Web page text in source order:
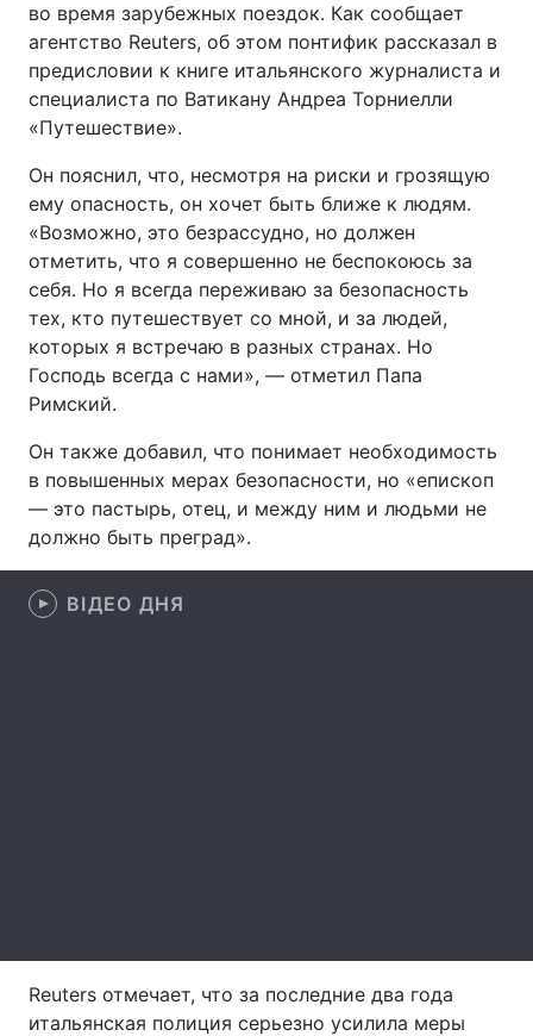
Головна
Україна Політика
Економіка
Спорт Наука
Техно і зв'язок Лайт
Зброя Інциденти
Цікавинки Погода
Екологія
Лонгріди
во время зарубежных поездок. Как сообщает
агентство Reuters, об этом понтифик рассказал в
предисловии к книге итальянского журналиста и
специалиста по Ватикану Андреа Торниелли
«Путешествие».
Он пояснил, что, несмотря на риски и грозящую
ему опасность, он хочет быть ближе к людям.
«Возможно, это безрассудно, но должен
отметить, что я совершенно не беспокоюсь за
себя. Но я всегда переживаю за безопасность
тех, кто путешествует со мной, и за людей,
которых я встречаю в разных странах. Но
Господь всегда с нами», — отметил Папа
Римский.
Он также добавил, что понимает необходимость
в повышенных мерах безопасности, но «епископ
— это пастырь, отец, и между ним и людьми не
должно быть преград».
ВІДЕО ДНЯ
Reuters отмечает, что за последние два года
итальянская полиция серьезно усилила меры